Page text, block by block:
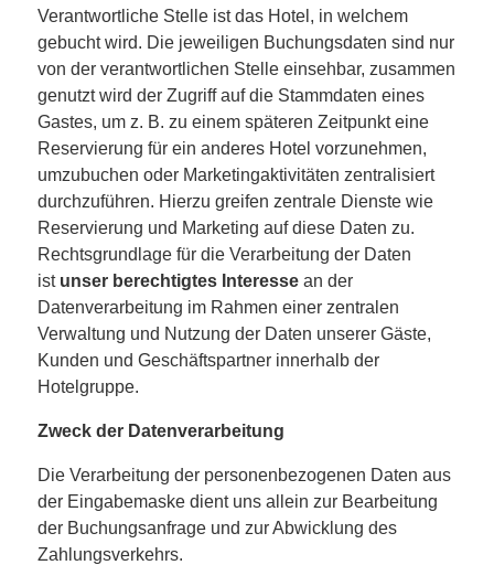
Verantwortliche Stelle ist das Hotel, in welchem
gebucht wird. Die jeweiligen Buchungsdaten sind nur
von der verantwortlichen Stelle einsehbar, zusammen
genutzt wird der Zugriff auf die Stammdaten eines
Gastes, um z. B. zu einem späteren Zeitpunkt eine
Reservierung für ein anderes Hotel vorzunehmen,
umzubuchen oder Marketingaktivitäten zentralisiert
durchzuführen. Hierzu greifen zentrale Dienste wie
Reservierung und Marketing auf diese Daten zu.
Rechtsgrundlage für die Verarbeitung der Daten
ist unser berechtigtes Interessean der
Datenverarbeitung im Rahmen einer zentralen
Verwaltung und Nutzung der Daten unserer Gäste,
Kunden und Geschäftspartner innerhalb der
Hotelgruppe.
Zweck der Datenverarbeitung
Die Verarbeitung der personenbezogenen Daten aus
der Eingabemaske dient uns allein zur Bearbeitung
der Buchungsanfrage und zur Abwicklung des
Zahlungsverkehrs.